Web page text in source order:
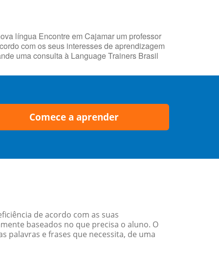
língua Encontre em Cajamar um professor
com os seus interesses de aprendizagem
uma consulta à Language Trainers Brasil
Comece a aprender
de acordo com as suas
baseados no que precisa o aluno. O
palavras e frases que necessita, de uma